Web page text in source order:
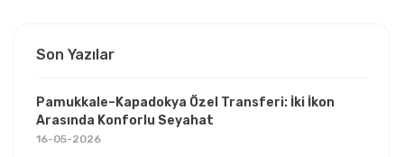
Son Yazılar
Pamukkale–Kapadokya Özel Transferi: İki İkon
Arasında Konforlu Seyahat
16-05-2026